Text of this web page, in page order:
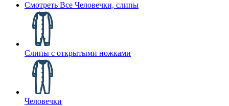
Смотреть Все Человечки, слипы
Слипы с открытыми ножками
Человечки